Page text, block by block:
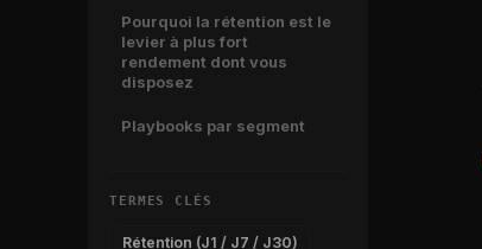
Pourquoi la rétention est le
levier à plus fort
rendement dont vous
disposez
Playbooks par segment
TERMES CLÉS
Rétention (J1 / J7 / J30)